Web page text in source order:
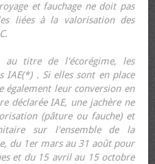
et fauchage ne doit pas
liées à la valorisation des
au titre de l'écorégime, les
IAE(*) . Si elles sont en place
également leur conversion en
déclarée IAE, une jachère ne
(pâture ou fauche) et
sur l'ensemble de la
du 1er mars au 31 août pour
et du 15 avril au 15 octobre